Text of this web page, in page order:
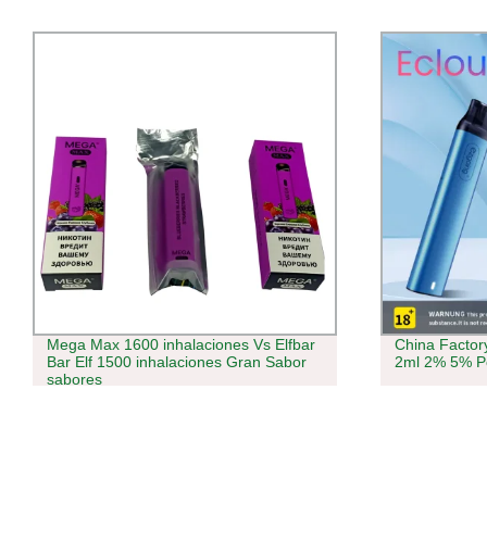
Mega Max 1600 inhalaciones Vs Elfbar
Bar Elf 1500 inhalaciones Gran Sabor
sabores
China
2ml 2% 5%